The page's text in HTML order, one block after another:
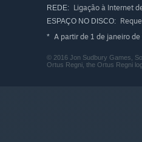
REDE: Ligação à Internet
ESPAÇO NO DISCO:
* A partir de 1 de janeiro
© 2016 Jon Sudbury Games,
Ortus Regni, the Ortus Regni